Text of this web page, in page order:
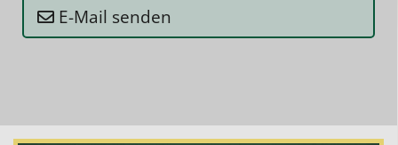
E-Mail senden